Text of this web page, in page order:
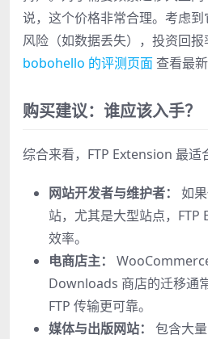
说，这个价格非常合理。考虑
风险（如数据丢失），投资回
bobohello 的评测页面查看最新
购买建议：谁应该入手？
综合来看，FTP Extension 最适
网站开发者与维护者：
如
站，尤其是大型站点，
效率。
电商店主：
Downloads 商店的迁移通
FTP 传输更可靠。
媒体与出版网站：
包含大